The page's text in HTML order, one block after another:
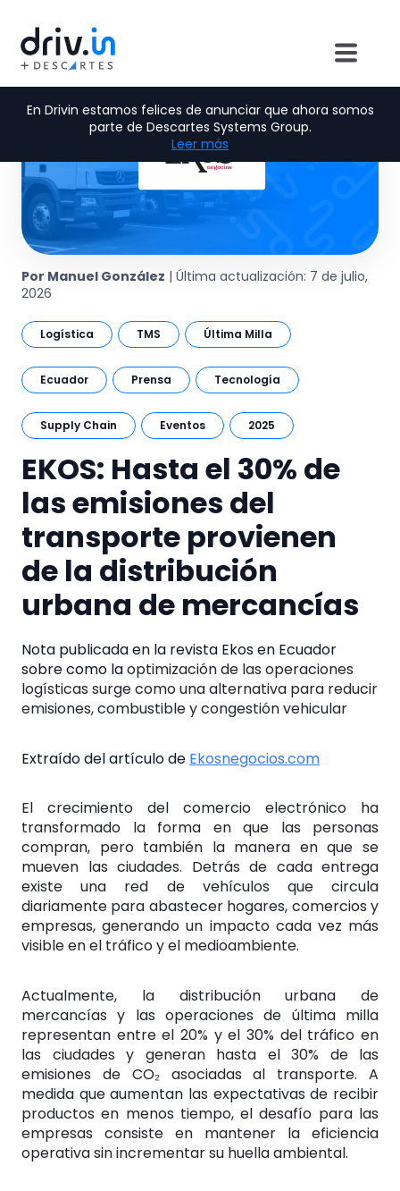
En Drivin estamos felices de anunciar que ahora somos
parte de Descartes Systems Group.
Leer más
Por Manuel González | Última actualización: 7 de julio,
2026
Logística TMS Última Milla
Ecuador Prensa Tecnología
Supply Chain Eventos 2025
EKOS: Hasta el 30% de
las emisiones del
transporte provienen
de la distribución
urbana de mercancías
Nota publicada en la revista Ekos en Ecuador
sobre como laoptimización de las operaciones
logísticas surge como una alternativa para reducir
emisiones, combustible y congestión vehicular
Extraído del artículo de Ekosnegocios.com
El crecimiento del comercio electrónico ha
transformado la forma en que las personas
compran, pero también la manera en que se
mueven las ciudades. Detrás de cada entrega
existe una red de vehículos que circula
diariamente para abastecer hogares, comercios y
empresas, generando un impacto cada vez más
visible en el tráfico y el medioambiente.
Actualmente, la distribución urbana de
mercancías y las operaciones de última milla
representan entre el 20% y el 30% del tráfico en
las ciudades y generan hasta el 30% de las
emisiones de CO₂ asociadas al transporte. A
medida que aumentan las expectativas de recibir
productos en menos tiempo, el desafío para las
empresas consiste en mantener la eficiencia
operativa sin incrementar su huella ambiental.